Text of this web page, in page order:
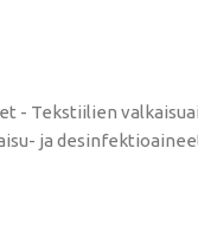
- Tekstiilien
ja